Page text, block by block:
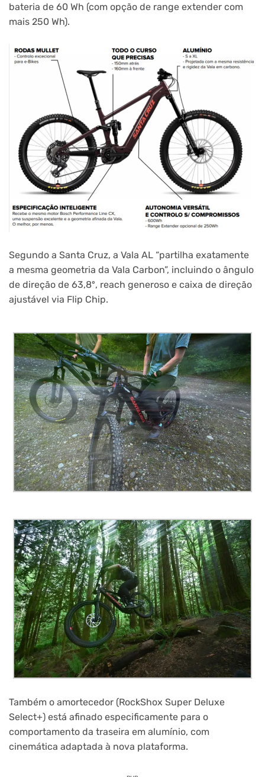
bateria de 60 Wh (com opção de range extender com
mais 250 Wh).
Segundo a Santa Cruz, a Vala AL “partilha exatamente
a mesma geometria da Vala Carbon”, incluindo o ângulo
de direção de 63,8º, reach generoso e caixa de direção
ajustável via Flip Chip.
Também o amortecedor (RockShox Super Deluxe
Select+) está afinado especificamente para o
comportamento da traseira em alumínio, com
cinemática adaptada à nova plataforma.